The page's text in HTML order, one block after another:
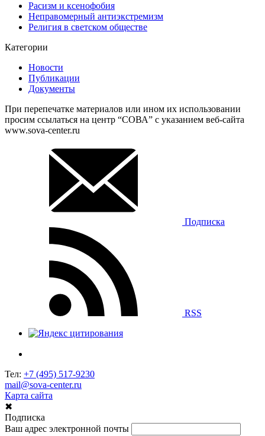
Расизм и ксенофобия
Неправомерный антиэкстремизм
Религия в светском обществе
Категории
Новости
Публикации
Документы
При перепечатке материалов или ином их использовании
просим ссылаться на центр “СОВА” с указанием веб-сайта
www.sova-center.ru
Подписка
RSS
Тел: +7 (495) 517-9230
mail@sova-center.ru
Карта сайта
✖
Подписка
Ваш адрес электронной почты